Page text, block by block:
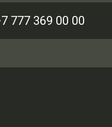
777 369 00 00